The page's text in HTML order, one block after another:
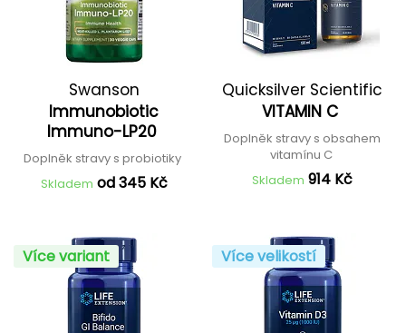
Swanson
Immunobiotic
Immuno-LP20
Doplněk stravy s probiotiky
Skladem od 345 Kč
Quicksilver Scientific
VITAMIN C
Doplněk stravy s obsahem
vitamínu C
Skladem 914 Kč
Více variant Více velikostí